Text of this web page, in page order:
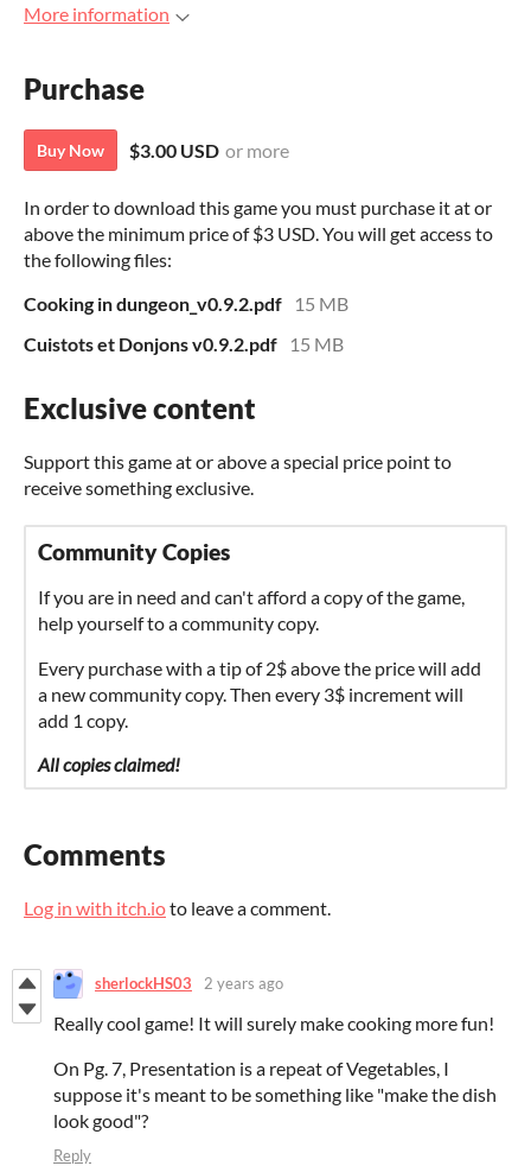
More information
Purchase
Buy Now $3.00 USD or more
In order to download this game you must purchase it at or
above the minimum price of $3 USD. You will get access to
the following files:
Cooking in dungeon_v0.9.2.pdf
15 MB
Cuistots et Donjons v0.9.2.pdf
15 MB
Exclusive content
Support this game at or above a special price point to
receive something exclusive.
Community Copies
If you are in need and can't afford a copy of the game,
help yourself to a community copy.
Every purchase with a tip of 2$ above the price will add
a new community copy. Then every 3$ increment will
add 1 copy.
All copies claimed!
Comments
Log in with itch.ioto leave a comment.
sherlockHS03 2 years ago
Really cool game! It will surely make cooking more fun!
On Pg. 7, Presentation is a repeat of Vegetables, I
suppose it's meant to be something like "make the dish
look good"?
Reply